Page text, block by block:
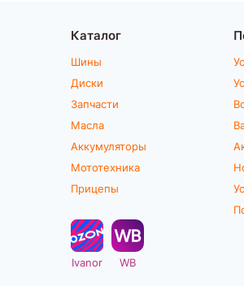
Каталог
Шины
Диски
Запчасти
Масла
Аккумуляторы
Мототехника
Прицепы
Ivanor WB